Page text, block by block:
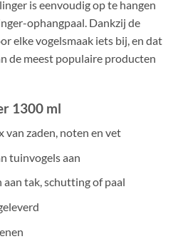
is eenvoudig op te hangen
ophangpaal. Dankzij de
elke vogelsmaak iets bij, en dat
de meest populaire producten
1300 ml
van zaden, noten en vet
tuinvogels aan
aan tak, schutting of paal